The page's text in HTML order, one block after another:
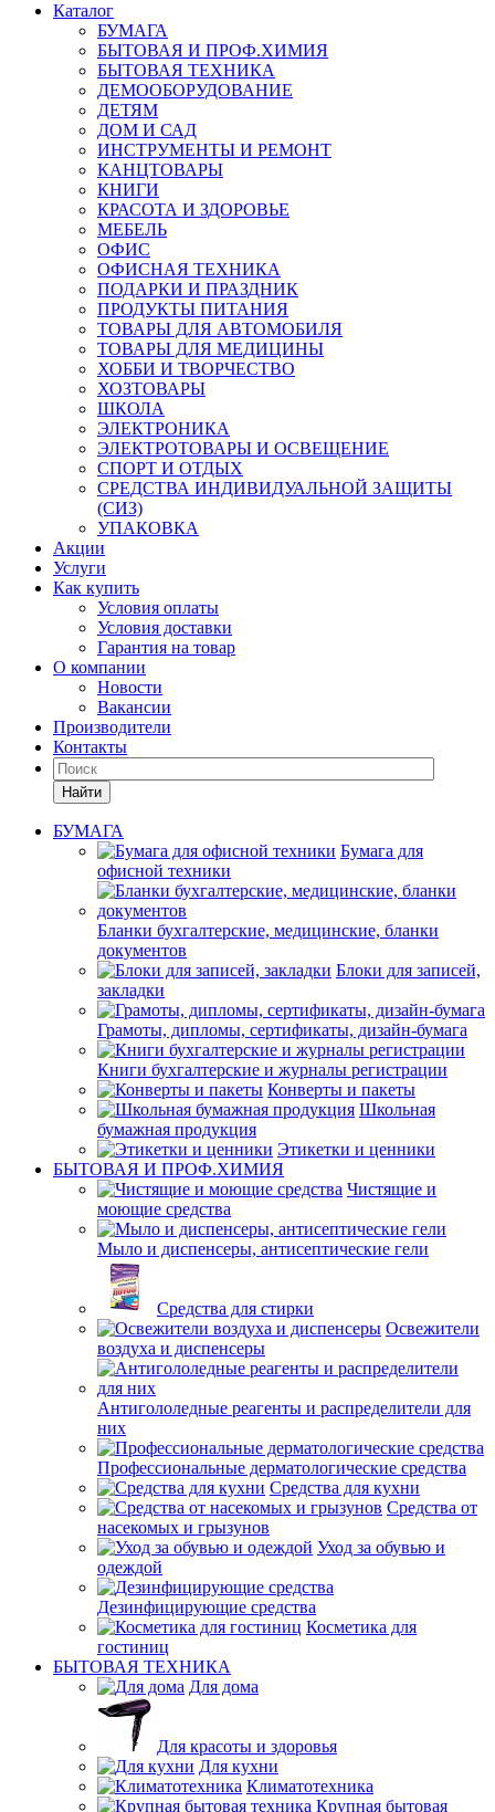
Каталог
БУМАГА
БЫТОВАЯ И ПРОФ.ХИМИЯ
БЫТОВАЯ ТЕХНИКА
ДЕМООБОРУДОВАНИЕ
ДЕТЯМ
ДОМ И САД
ИНСТРУМЕНТЫ И РЕМОНТ
КАНЦТОВАРЫ
КНИГИ
КРАСОТА И ЗДОРОВЬЕ
МЕБЕЛЬ
ОФИС
ОФИСНАЯ ТЕХНИКА
ПОДАРКИ И ПРАЗДНИК
ПРОДУКТЫ ПИТАНИЯ
ТОВАРЫ ДЛЯ АВТОМОБИЛЯ
ТОВАРЫ ДЛЯ МЕДИЦИНЫ
ХОББИ И ТВОРЧЕСТВО
ХОЗТОВАРЫ
ШКОЛА
ЭЛЕКТРОНИКА
ЭЛЕКТРОТОВАРЫ И ОСВЕЩЕНИЕ
СПОРТ И ОТДЫХ
СРЕДСТВА ИНДИВИДУАЛЬНОЙ ЗАЩИТЫ
(СИЗ)
УПАКОВКА
Акции
Услуги
Как купить
Условия оплаты
Условия доставки
Гарантия на товар
О компании
Новости
Вакансии
Производители
Контакты
Найти
БУМАГА
Бумага для
офисной техники
Бланки бухгалтерские, медицинские, бланки
документов
Блоки для записей,
закладки
Грамоты, дипломы, сертификаты, дизайн-бумага
Книги бухгалтерские и журналы регистрации
Конверты и пакеты
Школьная
бумажная продукция
Этикетки и ценники
БЫТОВАЯ И ПРОФ.ХИМИЯ
Чистящие и
моющие средства
Мыло и диспенсеры, антисептические гели
Средства для стирки
Освежители
воздуха и диспенсеры
Антигололедные реагенты и распределители для
них
Профессиональные дерматологические средства
Средства для кухни
Средства от
насекомых и грызунов
Уход за обувью и
одеждой
Дезинфицирующие средства
Косметика для
гостиниц
БЫТОВАЯ ТЕХНИКА
Для дома
Для красоты и здоровья
Для кухни
Климатотехника
Крупная бытовая